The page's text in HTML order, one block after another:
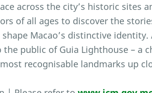
across the city’s historic sites
of all ages to discover the
Macao’s distinctive
public of Guia Lighthouse – a
recognisable landmarks up